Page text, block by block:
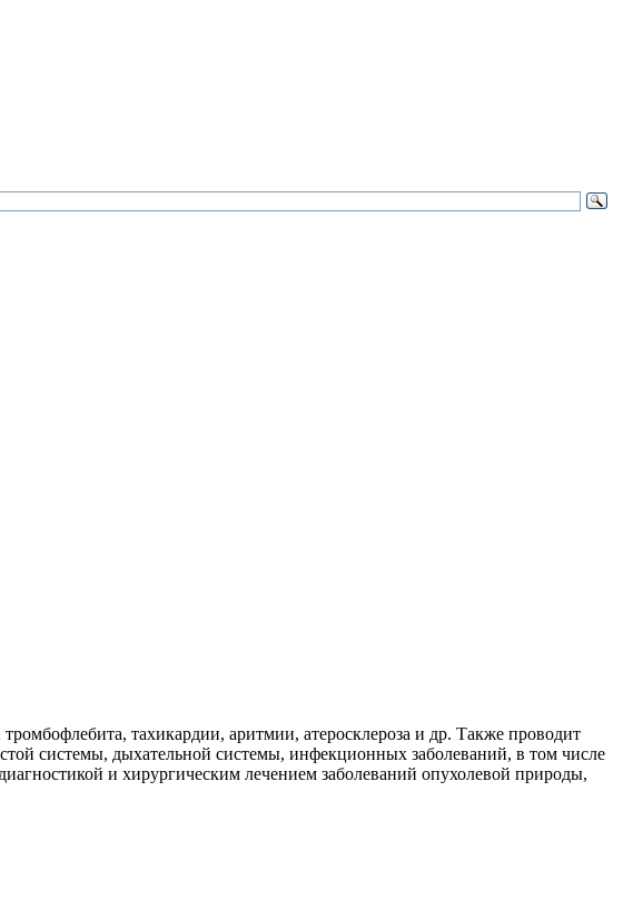
тахикардии, аритмии, атеросклероза и др. Также проводит
системы, дыхательной системы, инфекционных заболеваний, в том числе
и хирургическим лечением заболеваний опухолевой природы,